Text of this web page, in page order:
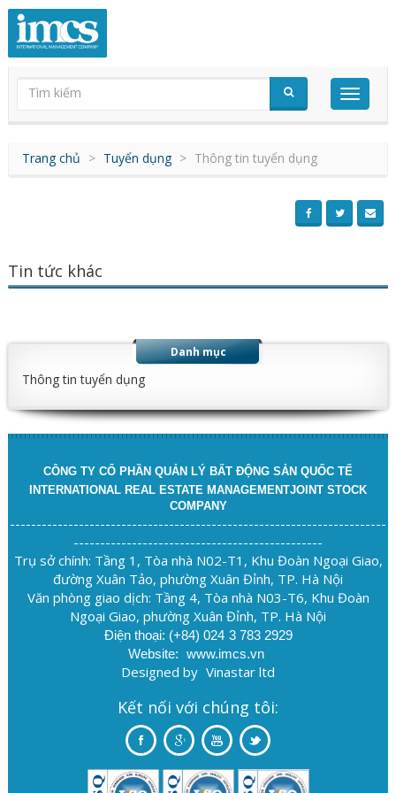
Trang chủ Tuyển dụng Thông tin tuyển dụng
Tin tức khác
Danh mục
Thông tin tuyển dụng
CÔNG TY CỔ PHẦN QUẢN LÝ BẤT ĐỘNG SẢN QUỐC TẾ
INTERNATIONAL REAL ESTATE MANAGEMENTJOINT STOCK
COMPANY
-----------------------------------------------------------------------
-----------------------------------------------
Trụ sở chính: Tầng 1, Tòa nhà N02-T1, Khu Đoàn Ngoại Giao,
đường Xuân Tảo, phường Xuân Đỉnh, TP. Hà Nội
Văn phòng giao dịch: Tầng 4, Tòa nhà N03-T6, Khu Đoàn
Ngoại Giao, phường Xuân Đỉnh, TP. Hà Nội
Điện thoại: (+84) 024 3 783 2929
Website: www.imcs.vn
Designed by Vinastar ltd
Kết nối với chúng tôi: